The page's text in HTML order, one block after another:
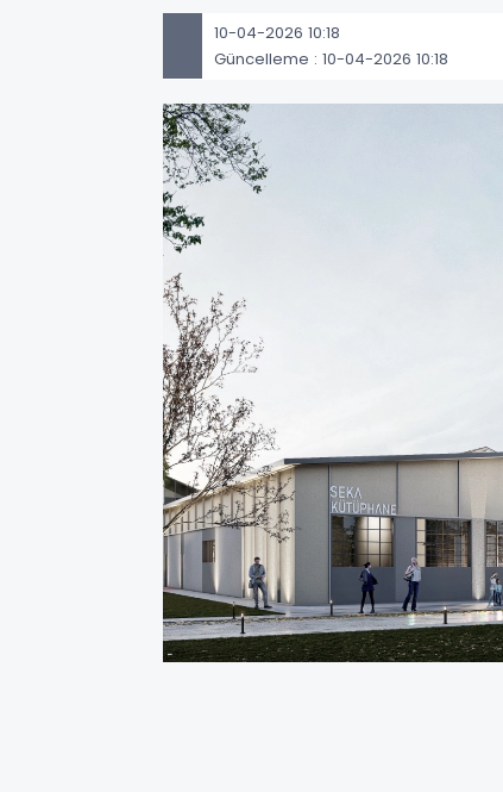
10-04-2026 10:18
Güncelleme : 10-04-2026 10:18